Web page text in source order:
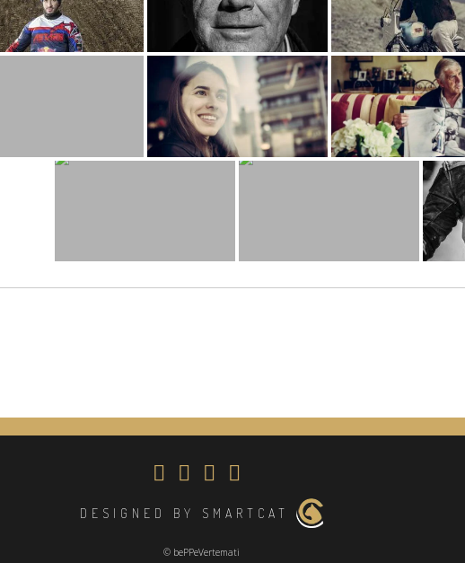
DESIGNED BY SMARTCAT
© bePPeVertemati